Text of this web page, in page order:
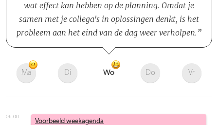
wat effect kan hebben op de planning. Omdat je
samen met je collega's in oplossingen denkt, is het
probleem aan het eind van de dag weer verholpen.
Ma Di Wo Do Vr
06:00
Voorbeeld weekagenda